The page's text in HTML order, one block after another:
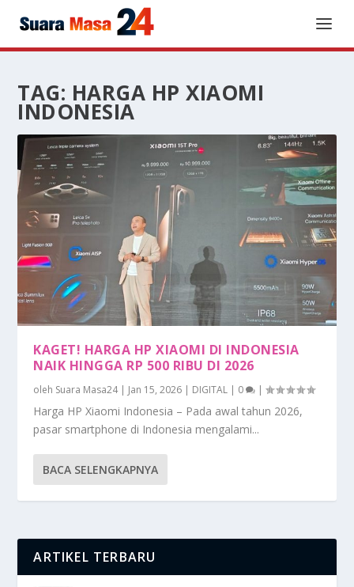
TAG: HARGA HP XIAOMI
INDONESIA
KAGET! HARGA HP XIAOMI DI INDONESIA
NAIK HINGGA RP 500 RIBU DI 2026
oleh Suara Masa24| Jan 15, 2026 | DIGITAL | 0 |
Harga HP Xiaomi Indonesia – Pada awal tahun 2026,
pasar smartphone di Indonesia mengalami...
BACA SELENGKAPNYA
ARTIKEL TERBARU